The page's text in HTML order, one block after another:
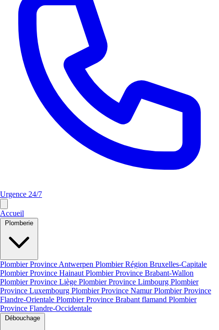
Urgence 24/7
Accueil
Plombier Province Antwerpen Plombier Région Bruxelles-Capitale
Plombier Province Hainaut Plombier Province Brabant-Wallon
Plombier Province Liège Plombier Province Limbourg Plombier
Province Luxembourg Plombier Province NamurPlombier Province
Flandre-Orientale Plombier Province Brabant flamand Plombier
Province Flandre-Occidentale